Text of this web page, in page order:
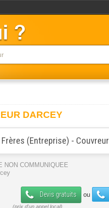
DARCEY
(Entreprise) - Couvreur
NON COMMUNIQUEE
Devis gratuits ou